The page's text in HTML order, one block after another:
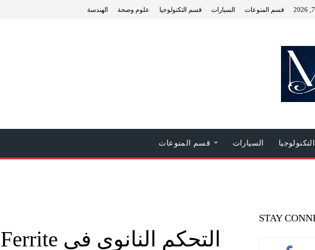
الهندسة علوم وصحة قسم التكنولوجيا السيارات قسم المنوعات
السيارات قسم المنوعات
STAY